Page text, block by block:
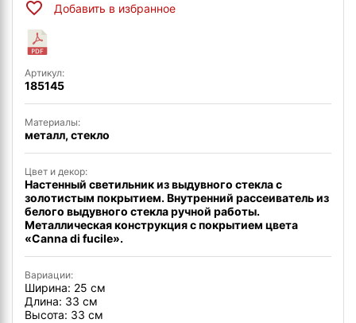
Добавить в избранное
Артикул:
185145
Материалы:
металл, стекло
Цвет и декор:
Настенный светильник из выдувного стекла с
золотистым покрытием. Внутренний рассеиватель из
белого выдувного стекла ручной работы.
Металлическая конструкция с покрытием цвета
«Canna di fucile».
Вариации:
Ширина: 25 см
Длина: 33 см
Высота: 33 см